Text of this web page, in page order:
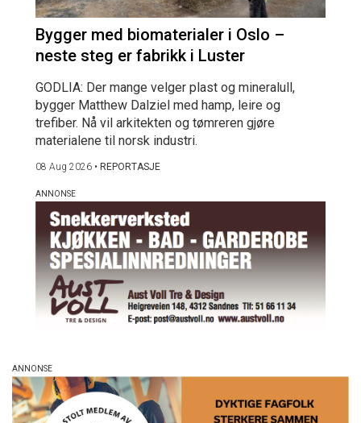
Bygger med biomaterialer i Oslo –
neste steg er fabrikk i Luster
GODLIA: Der mange velger plast og mineralull,
bygger Matthew Dalziel med hamp, leire og
trefiber. Nå vil arkitekten og tømreren gjøre
materialene til norsk industri.
08 Aug 2026 • REPORTASJE